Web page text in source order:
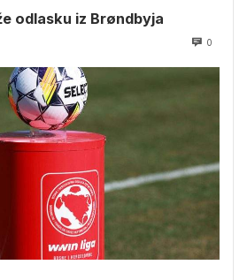
odlasku iz Brøndbyja
0